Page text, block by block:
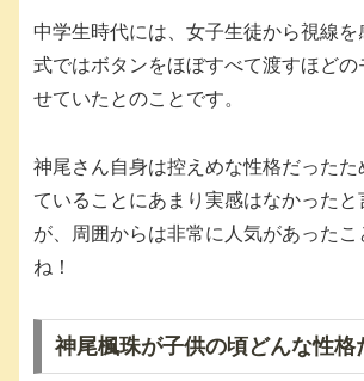
中学生時代には、女子生徒から視線を
式ではボタンをほぼすべて渡すほどの
せていたとのことです。
神尾さん自身は控えめな性格だったた
ていることにあまり実感はなかったと
が、周囲からは非常に人気があったこ
ね！
神尾楓珠が子供の頃どんな性格